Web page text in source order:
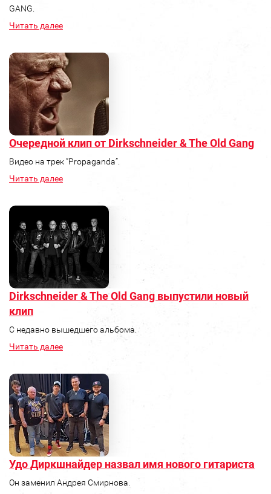
GANG.
Читать далее
Очередной клип от Dirkschneider & The Old Gang
Видео на трек “Propaganda”.
Читать далее
Dirkschneider & The Old Gang выпустили новый
клип
C недавно вышедшего альбома.
Читать далее
Удо Диркшнайдер назвал имя нового гитариста
Он заменил Андрея Смирнова.